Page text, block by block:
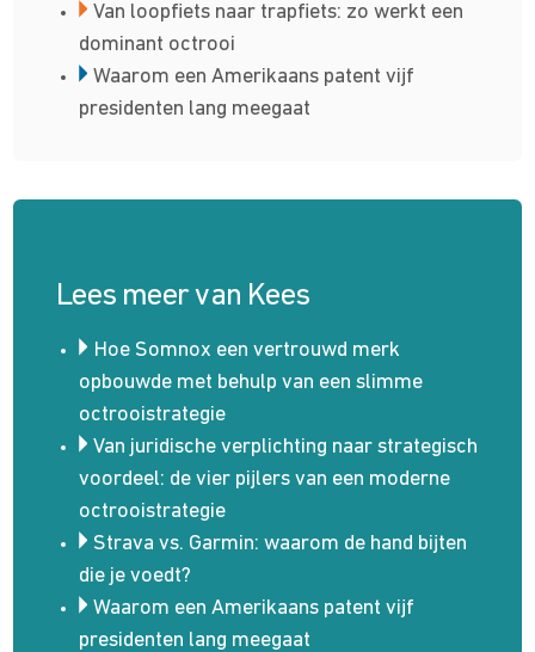
Van loopfiets naar trapfiets: zo werkt een
dominant octrooi
Waarom een Amerikaans patent vijf
presidenten lang meegaat
Lees meer van Kees
Hoe Somnox een vertrouwd merk
opbouwde met behulp van een slimme
octrooistrategie
Van juridische verplichting naar strategisch
voordeel: de vier pijlers van een moderne
octrooistrategie
Strava vs. Garmin: waarom de hand bijten
die je voedt?
Waarom een Amerikaans patent vijf
presidenten lang meegaat